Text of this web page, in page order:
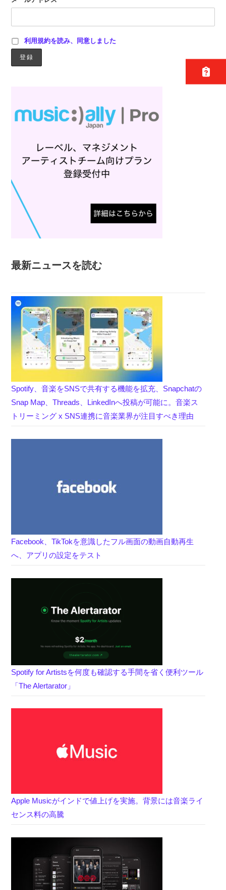
利用規約を読み、同意しました
最新ニュースを読む
Spotify、音楽をSNSで共有する機能を拡充、Snapchatの
Snap Map、Threads、LinkedInへ投稿が可能に。音楽ス
トリーミング x SNS連携に音楽業界が注目すべき理由
Facebook、TikTokを意識したフル画面の動画自動再生
へ、アプリの設定をテスト
Spotify for Artistsを何度も確認する手間を省く便利ツール
「The Alertarator」
Apple Musicがインドで値上げを実施。背景には音楽ライ
センス料の高騰